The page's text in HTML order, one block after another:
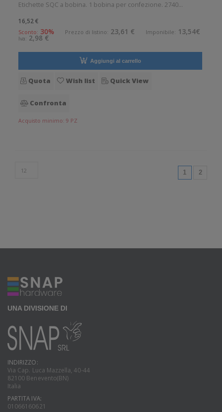
Etichette SQC a bobina. 1 bobina per confezione. 2740
etichette per bobina. Etichette in carta protetta con adesivo
permanente. Diametro interno: 25 mm. Diametro esterno: 127
mm. Tipo: Sup
16,52 €
Sconto: 30% Prezzo di listino: 23,61 € Imponibile: 13,54€
Iva: 2,98 €
Aggiungi al carrello
Quota Wish list Quick View
Confronta
Acquisto minimo: 9 PZ
1 (current)
2
UNA DIVISIONE DI
INDIRIZZO:
Via Cap. Luca Mazzella, 40-44
82100 Benevento(BN)
Italia
PARTITA IVA:
01066160621